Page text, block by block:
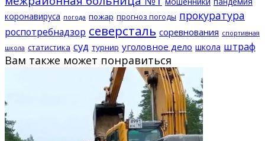
коронавируса погода пожар прогноз погоды прокуратура
роспотребнадзор северсталь соревнования спортивная
школа статистика суд турнир уголовное дело школа штраф
Вам также может понравиться